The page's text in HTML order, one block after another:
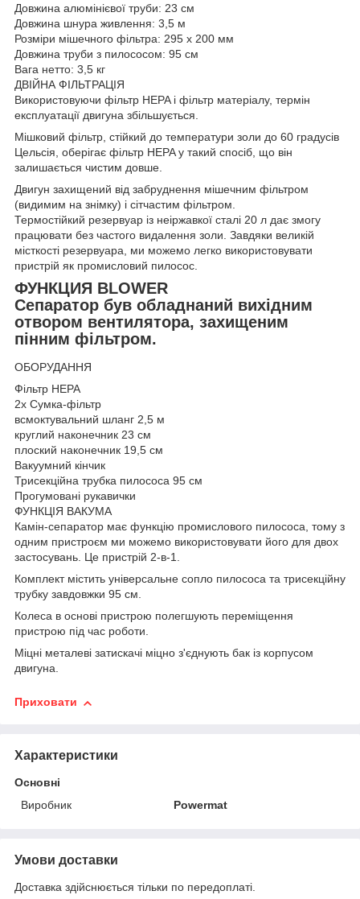
Довжина алюмінієвої труби: 23 см
Довжина шнура живлення: 3,5 м
Розміри мішечного фільтра: 295 x 200 мм
Довжина труби з пилососом: 95 см
Вага нетто: 3,5 кг
ДВІЙНА ФІЛЬТРАЦІЯ
Використовуючи фільтр HEPA і фільтр матеріалу, термін
експлуатації двигуна збільшується.
Мішковий фільтр, стійкий до температури золи до 60 градусів
Цельсія, оберігає фільтр HEPA у такий спосіб, що він
залишається чистим довше.
Двигун захищений від забруднення мішечним фільтром
(видимим на знімку) і сітчастим фільтром.
Термостійкий резервуар із неіржавкої сталі 20 л дає змогу
працювати без частого видалення золи. Завдяки великій
місткості резервуара, ми можемо легко використовувати
пристрій як промисловий пилосос.
ФУНКЦИЯ BLOWER
Сепаратор був обладнаний вихідним
отвором вентилятора, захищеним
пінним фільтром.
ОБОРУДАННЯ
Фільтр HEPA
2x Сумка-фільтр
всмоктувальний шланг 2,5 м
круглий наконечник 23 см
плоский наконечник 19,5 см
Вакуумний кінчик
Трисекційна трубка пилососа 95 см
Прогумовані рукавички
ФУНКЦІЯ ВАКУМА
Камін-сепаратор має функцію промислового пилососа, тому з
одним пристроєм ми можемо використовувати його для двох
застосувань. Це пристрій 2-в-1.
Комплект містить універсальне сопло пилососа та трисекційну
трубку завдовжки 95 см.
Колеса в основі пристрою полегшують переміщення
пристрою під час роботи.
Міцні металеві затискачі міцно з'єднують бак із корпусом
двигуна.
Приховати
Характеристики
Основні
Виробник
Powermat
Умови доставки
Доставка здійснюється тільки по передоплаті.